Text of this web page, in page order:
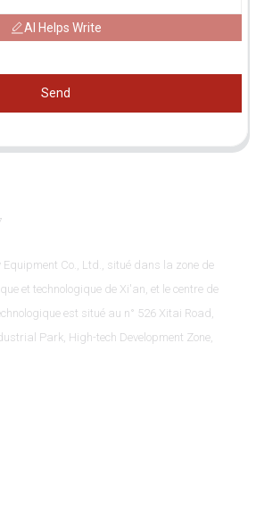
AI Helps Write
Send
Equipment Co., Ltd., situé dans la zone de
et technologique de Xi'an, et le centre de
est situé au n° 526 Xitai Road,
Park, High-tech Development Zone,